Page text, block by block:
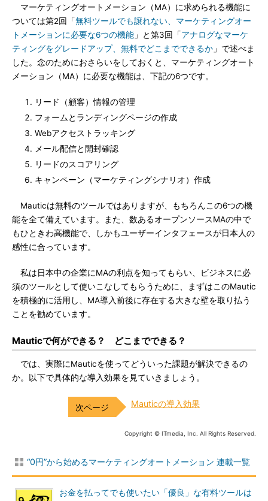
マーケティングオートメーション（MA）に求められる機能に
ついては第2回「無料ツールでも譲れない、マーケティングオー
トメーションに必要な6つの機能 」と第3回「アナログなマーケ
ティングをグレードアップ、無料でどこまでできるか 」で述べま
した。念のためにおさらいをしておくと、マーケティングオート
メーション（MA）に必要な機能は、下記の6つです。
リード（顧客）情報の管理
フォームとランディングページの作成
Webアクセストラッキング
メール配信と開封確認
リードのスコアリング
キャンペーン（マーケティングシナリオ）作成
Mauticは無料のツールではありますが、もちろんこの6つの機
能を全て備えています。また、数あるオープンソースMAの中で
もひときわ高機能で、しかもユーザーインタフェースが日本人の
感性に合っています。
私は日本中の企業にMAの利点を知ってもらい、ビジネスに必
須のツールとして使いこなしてもらうために、まずはこのMautic
を積極的に活用し、MA導入前後に存在する大きな壁を取り払う
ことを勧めています。
Mauticで何ができる？ どこまでできる？
では、実際にMauticを使ってどういった課題が解決できるの
か。以下で具体的な導入効果を見ていきましょう。
Mauticの導入効果
Copyright © ITmedia, Inc. All Rights Reserved.
“0円”から始めるマーケティングオートメーション 連載一覧
お金を払ってでも使いたい「優良」な有料ツールは